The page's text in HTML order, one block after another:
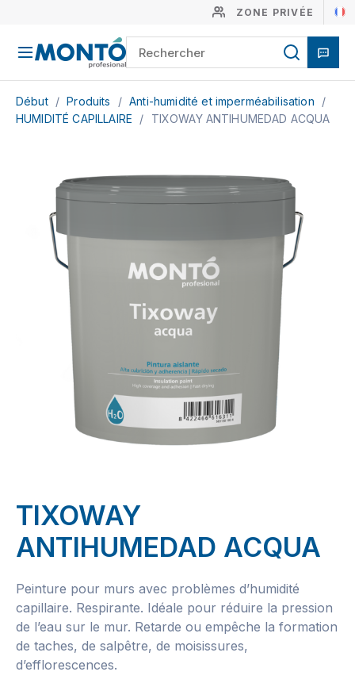
ZONE PRIVÉE
Début / Produits / Anti-humidité et imperméabilisation
/
HUMIDITÉ CAPILLAIRE
/ TIXOWAY ANTIHUMEDAD ACQUA
TIXOWAY
ANTIHUMEDAD ACQUA
Peinture pour murs avec problèmes d’humidité
capillaire. Respirante. Idéale pour réduire la pression
de l’eau sur le mur. Retarde ou empêche la formation
de taches, de salpêtre, de moisissures,
d’efflorescences.